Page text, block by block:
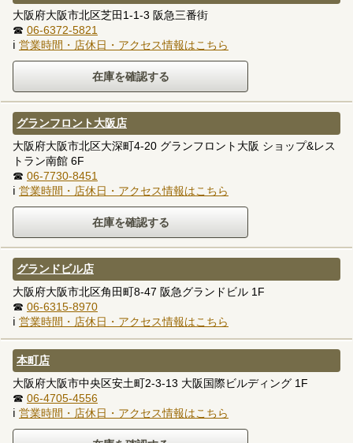
大阪府大阪市北区芝田1-1-3 阪急三番街
☎ 06-6372-5821
ℹ 営業時間・店休日・アクセス情報はこちら
グランフロント大阪店
大阪府大阪市北区大深町4-20 グランフロント大阪 ショップ&レス
トラン南館 6F
☎ 06-7730-8451
ℹ 営業時間・店休日・アクセス情報はこちら
グランドビル店
大阪府大阪市北区角田町8-47 阪急グランドビル 1F
☎ 06-6315-8970
ℹ 営業時間・店休日・アクセス情報はこちら
本町店
大阪府大阪市中央区安土町2-3-13 大阪国際ビルディング 1F
☎ 06-4705-4556
ℹ 営業時間・店休日・アクセス情報はこちら